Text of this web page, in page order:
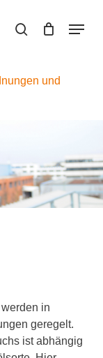
search
Menu
und
in
geregelt.
ist abhängig